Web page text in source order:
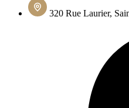
320 Rue Laurier,